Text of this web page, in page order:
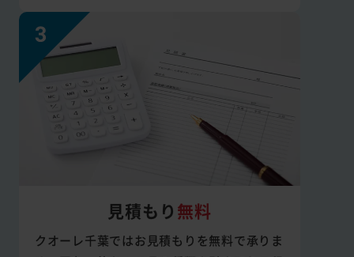
見積もり 無料
クオーレ千葉ではお見積もりを無料で承りま